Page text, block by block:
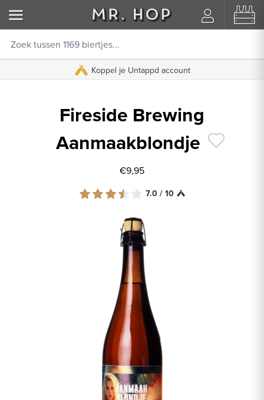
Koppel je Untappd account
Fireside Brewing
Aanmaakblondje
€9,95
7.0 / 10